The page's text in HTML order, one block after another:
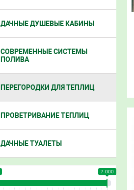
ДАЧНЫЕ ДУШЕВЫЕ КАБИНЫ
СОВРЕМЕННЫЕ СИСТЕМЫ
ПОЛИВА
ПЕРЕГОРОДКИ ДЛЯ ТЕПЛИЦ
ПРОВЕТРИВАНИЕ ТЕПЛИЦ
ДАЧНЫЕ ТУАЛЕТЫ
7 000